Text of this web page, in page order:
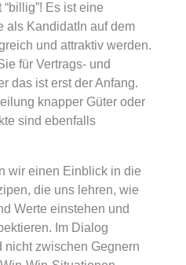
Es ist eine
als KandidatIn auf dem
und attraktiv werden.
für Vertrags- und
das ist erst der Anfang.
knapper Güter oder
sind ebenfalls
wir einen Einblick in die
die uns lehren, wie
Werte einstehen und
Im Dialog
nicht zwischen Gegnern